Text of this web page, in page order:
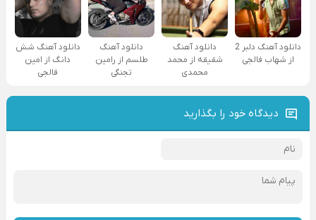
دانلود آهنگ دلبر 2
از شهاب فالجی
دانلود آهنگ
شقیقه از محمد
محمدی
دانلود آهنگ
طلسم از رامین
تجنگی
دانلود آهنگ شش
دانگ از امین
فالجی
دیدگاه خود را بگذارید